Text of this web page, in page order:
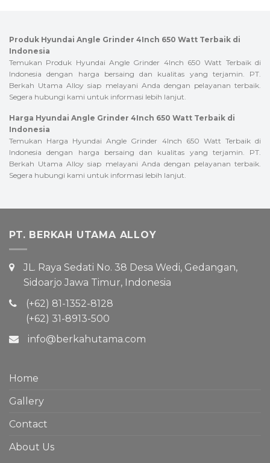
Produk Hyundai Angle Grinder 4Inch 650 Watt Terbaik di
Indonesia
Temukan Produk Hyundai Angle Grinder 4Inch 650 Watt Terbaik di
Indonesia dengan harga bersaing dan kualitas yang terjamin. PT.
Berkah Utama Alloy siap melayani Anda dengan pelayanan terbaik.
Segera hubungi kami untuk informasi lebih lanjut.
Harga Hyundai Angle Grinder 4Inch 650 Watt Terbaik di
Indonesia
Temukan Harga Hyundai Angle Grinder 4Inch 650 Watt Terbaik di
Indonesia dengan harga bersaing dan kualitas yang terjamin. PT.
Berkah Utama Alloy siap melayani Anda dengan pelayanan terbaik.
Segera hubungi kami untuk informasi lebih lanjut.
PT. BERKAH UTAMA ALLOY
JL. Raya Sedati No. 38 Desa Wedi, Gedangan,
Sidoarjo Jawa Timur, Indonesia
(+62) 81-1352-8128
(+62) 31-8913-500
info@berkahutama.com
Home
Gallery
Contact
About Us